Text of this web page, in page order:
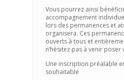
Vous pourrez ainsi
accompagnement
lors des permanences et
organisera. Ces
ouverts à tous et
n’hésitez pas à venir poser
Une inscription préalable
souhaitable